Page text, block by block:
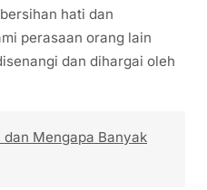
hati dan
perasaan orang lain
dan dihargai oleh
dan Mengapa Banyak